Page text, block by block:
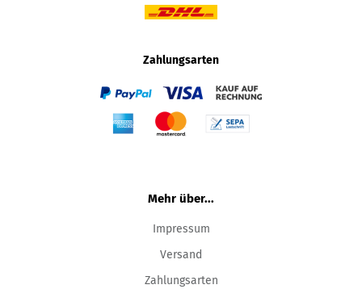
Zahlungsarten
Mehr über...
Impressum
Versand
Zahlungsarten